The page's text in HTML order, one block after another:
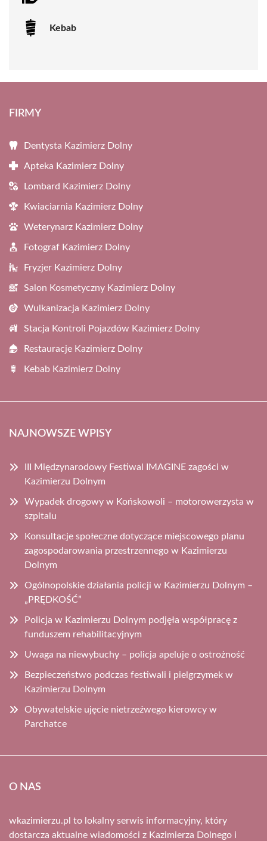
Kebab
FIRMY
Dentysta Kazimierz Dolny
Apteka Kazimierz Dolny
Lombard Kazimierz Dolny
Kwiaciarnia Kazimierz Dolny
Weterynarz Kazimierz Dolny
Fotograf Kazimierz Dolny
Fryzjer Kazimierz Dolny
Salon Kosmetyczny Kazimierz Dolny
Wulkanizacja Kazimierz Dolny
Stacja Kontroli Pojazdów Kazimierz Dolny
Restauracje Kazimierz Dolny
Kebab Kazimierz Dolny
NAJNOWSZE WPISY
III Międzynarodowy Festiwal IMAGINE zagości w
Kazimierzu Dolnym
Wypadek drogowy w Końskowoli – motorowerzysta w
szpitalu
Konsultacje społeczne dotyczące miejscowego planu
zagospodarowania przestrzennego w Kazimierzu
Dolnym
Ogólnopolskie działania policji w Kazimierzu Dolnym –
„PRĘDKOŚĆ”
Policja w Kazimierzu Dolnym podjęła współpracę z
funduszem rehabilitacyjnym
Uwaga na niewybuchy – policja apeluje o ostrożność
Bezpieczeństwo podczas festiwali i pielgrzymek w
Kazimierzu Dolnym
Obywatelskie ujęcie nietrzeźwego kierowcy w
Parchatce
O NAS
wkazimierzu.pl to lokalny serwis informacyjny, który
dostarcza aktualne wiadomości z Kazimierza Dolnego i